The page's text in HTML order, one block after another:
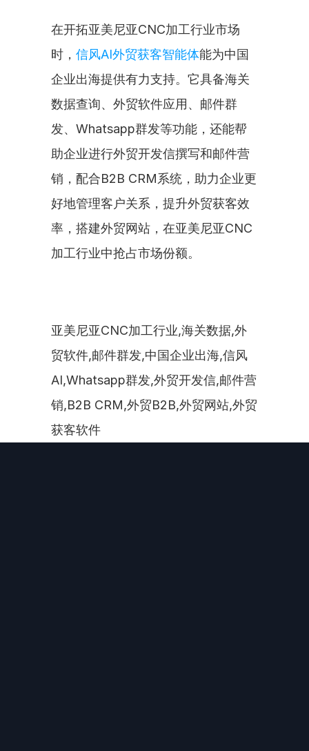
在开拓亚美尼亚CNC加工行业市场
时， 信风AI外贸获客智能体能为中国
企业出海提供有力支持。它具备海关
数据查询、外贸软件应用、邮件群
发、Whatsapp群发等功能，还能帮
助企业进行外贸开发信撰写和邮件营
销，配合B2B CRM系统，助力企业更
好地管理客户关系，提升外贸获客效
率，搭建外贸网站，在亚美尼亚CNC
加工行业中抢占市场份额。
亚美尼亚CNC加工行业,海关数据,外
贸软件,邮件群发,中国企业出海,信风
AI,Whatsapp群发,外贸开发信,邮件营
销,B2B CRM,外贸B2B,外贸网站,外贸
获客软件